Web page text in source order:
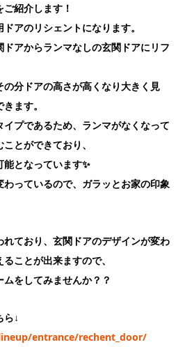
紹介します！
アのリシェントになります。
アからランマなしの玄関ドアにリフ
分ドアの高さが高くなり大きく見
ます。
イプであるため、ランマがなくなって
とができており、
となっています✨
わっているので、ガラッとお家の印象
ており、玄関ドアのデザインが変わ
ことが出来ますので、
をしてみませんか？？
ら↓
entrance/rechent_door/